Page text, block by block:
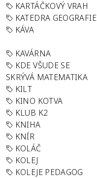
KARTÁČKOVÝ VRAH
KATEDRA GEOGRAFIE
KÁVA
KAVÁRNA
KDE VŠUDE SE
SKRÝVÁ MATEMATIKA
KILT
KINO KOTVA
KLUB K2
KNIHA
KNÍR
KOLÁČ
KOLEJ
KOLEJE PEDAGOG